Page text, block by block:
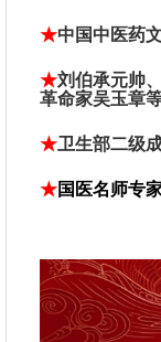
★中国中医药
★刘伯承元帅
革命家吴玉章
★卫生部二级
★国医名师专